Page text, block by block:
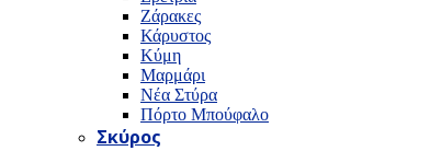
Ζάρακες
Κάρυστος
Κύμη
Μαρμάρι
Νέα Στύρα
Πόρτο Μπούφαλο
Σκύρος